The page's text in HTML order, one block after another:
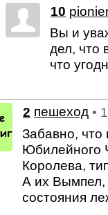
10
Вы и
дел, что
что
2 пешеход •
Забавно,
Юбилейного
Королева,
А их Вымпел,
состояния